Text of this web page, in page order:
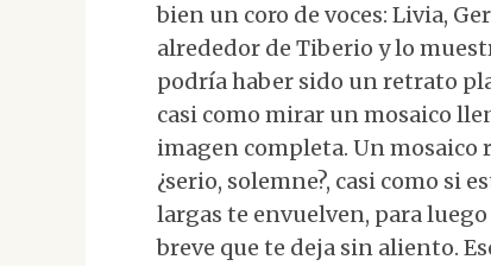
bien un coro de voces: Livia,
alrededor de Tiberio y lo
podría haber sido un retrato
casi como mirar un mosaico
imagen completa. Un mosaico
¿serio, solemne?, casi como si
largas te envuelven, para
breve que te deja sin aliento.